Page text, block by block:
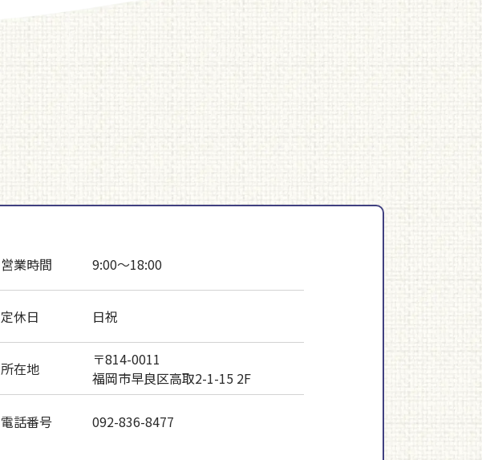
営業時間 9:00～18:00
定休日 日祝
所在地
〒814-0011
福岡市早良区高取2-1-15 2F
電話番号 092-836-8477